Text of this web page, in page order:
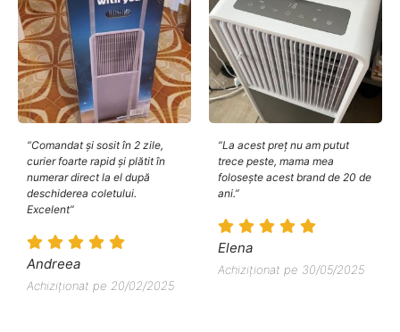
“Comandat și sosit în 2 zile,
curier foarte rapid și plătit în
numerar direct la el după
deschiderea coletului.
Excelent”
Andreea
Achiziționat pe 20/02/2025
“La acest preț nu am putut
trece peste, mama mea
folosește acest brand de 20 de
ani.”
Elena
Achiziționat pe 30/05/2025